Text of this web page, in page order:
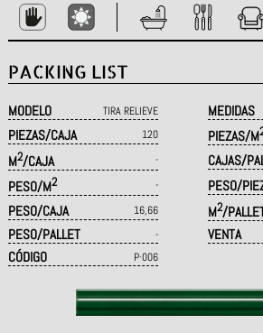
PACKING LIST
MODELO TIRA RELIEVE MEDIDAS
PIEZAS/CAJA 120 PIEZAS/M
M2/CAJA - CAJAS/
PESO/M2 - PESO/
PESO/CAJA 16,66 M2/
PESO/PALLET - VENTA
CÓDIGO P·006